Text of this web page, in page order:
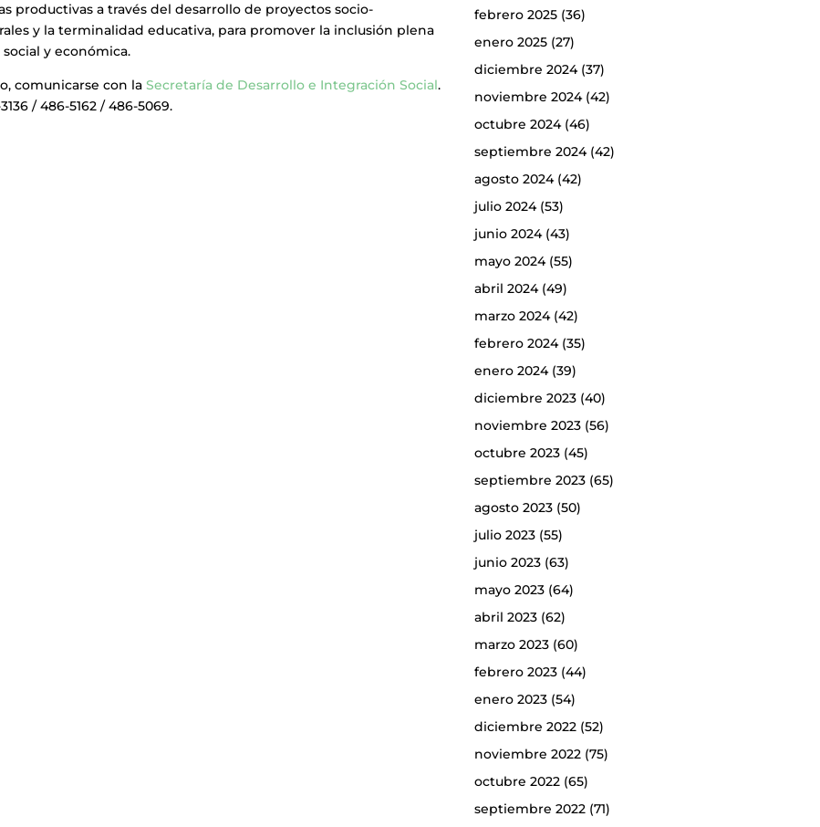
productivas a través del desarrollo de proyectos socio-
y la terminalidad educativa, para promover la inclusión plena
y económica.
comunicarse con laSecretaría de Desarrollo e Integración Social.
/ 486-5162 / 486-5069.
febrero 2025(36)
enero 2025(27)
diciembre 2024(37)
noviembre 2024(42)
octubre 2024(46)
septiembre 2024(42)
agosto 2024(42)
julio 2024(53)
junio 2024(43)
mayo 2024(55)
abril 2024(49)
marzo 2024(42)
febrero 2024(35)
enero 2024(39)
diciembre 2023(40)
noviembre 2023(56)
octubre 2023(45)
septiembre 2023(65)
agosto 2023(50)
julio 2023(55)
junio 2023(63)
mayo 2023(64)
abril 2023(62)
marzo 2023(60)
febrero 2023(44)
enero 2023(54)
diciembre 2022(52)
noviembre 2022(75)
octubre 2022(65)
septiembre 2022(71)